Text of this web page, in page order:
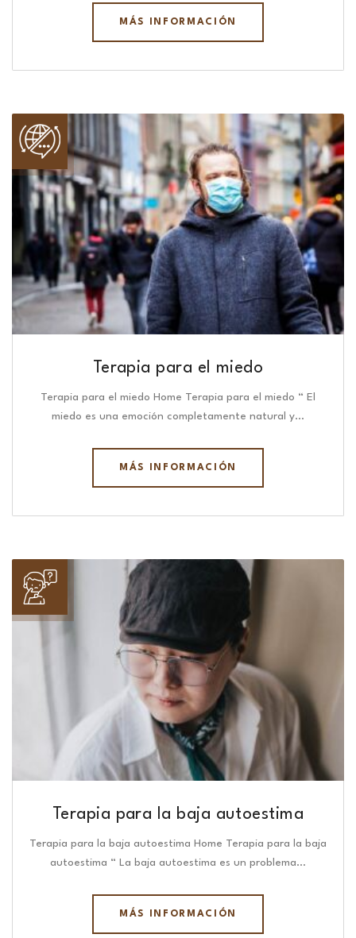
MÁS INFORMACIÓN
Terapia para el miedo
Terapia para el miedo Home Terapia para el miedo “ El
miedo es una emoción completamente natural y…
MÁS INFORMACIÓN
Terapia para la baja autoestima
Terapia para la baja autoestima Home Terapia para la baja
autoestima “ La baja autoestima es un problema…
MÁS INFORMACIÓN